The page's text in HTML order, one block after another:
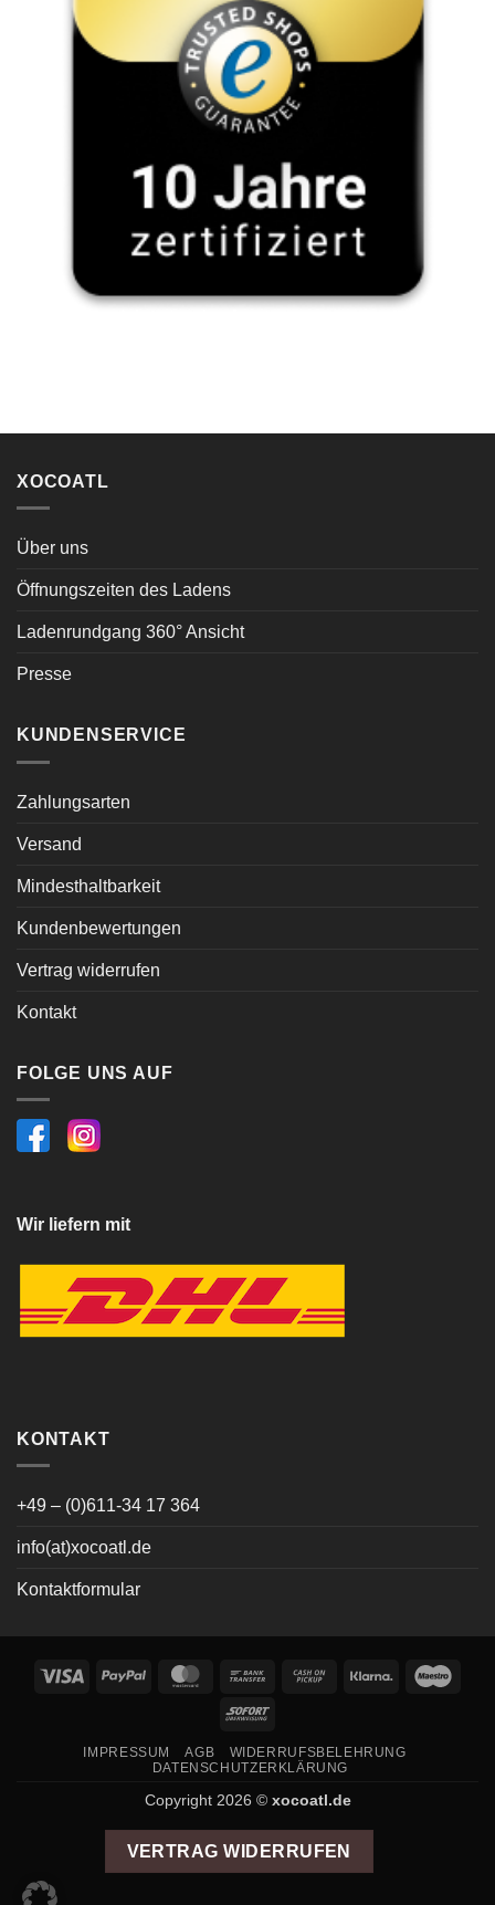
XOCOATL
Über uns
Öffnungszeiten des Ladens
Ladenrundgang 360° Ansicht
Presse
KUNDENSERVICE
Zahlungsarten
Versand
Mindesthaltbarkeit
Kundenbewertungen
Vertrag widerrufen
Kontakt
FOLGE UNS AUF
Wir liefern mit
KONTAKT
+49 – (0)611-34 17 364
info(at)xocoatl.de
Kontaktformular
Visa PayPal MasterCardBank
Cash
Klarna
Sofort
IMPRESSUM AGB
WIDERRUFSBELEHRUNG
DATENSCHUTZERKLÄRUNG
Copyright 2026 © xocoatl.de
VERTRAG WIDERRUFEN